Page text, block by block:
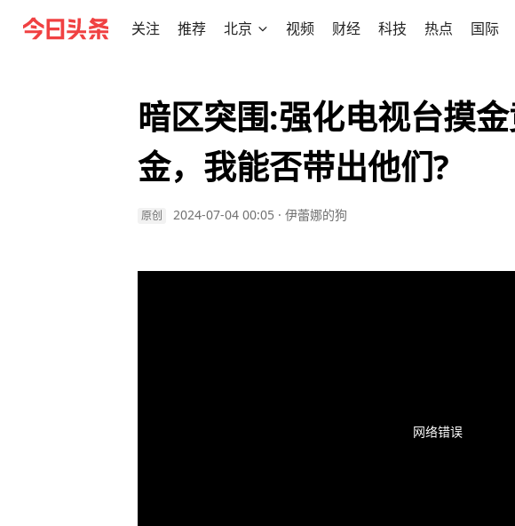
关注 推荐 北京 视频 财经 科技 热点 国际
暗区突围:强化电视台摸
金，我能否带出他们?
原创 2024-07-04 00:05 · 伊蕾娜的狗
网络错误